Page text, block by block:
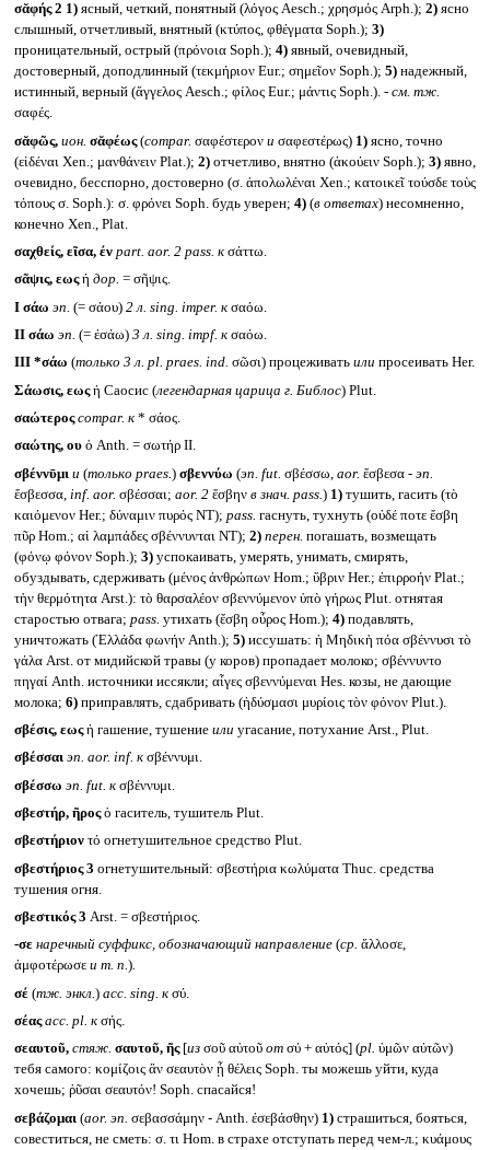
σᾰφής 2 1)ясный, четкий, понятный (λόγος Aesch.; χρησμός Arph.); 2)ясно
слышный, отчетливый, внятный (κτύπος, φθέγματα Soph.); 3)
проницательный, острый (πρόνοια Soph.); 4)явный, очевидный,
достоверный, доподлинный (τεκμήριον Eur.; σημεῖον Soph.); 5)надежный,
истинный, верный (ἄγγελος Aesch.; φίλος Eur.; μάντις Soph.). - см. тж.
σαφές.
σᾰφῶς, ион. σᾰφέως(compar. σαφέστερον и σαφεστέρως) 1)ясно, точно
(εἰδέναι Xen.; μανθάνειν Plat.); 2)отчетливо, внятно (ἀκούειν Soph.); 3)явно,
очевидно, бесспорно, достоверно (σ. ἀπολωλέναι Xen.; κατοικεῖ τούσδε τοὺς
τόπους σ. Soph.): σ. φρόνει Soph. будь уверен; 4)(в ответах) несомненно,
конечно Xen., Plat.
σαχθείς, εῖσα, έν part. aor. 2 pass. кσάττω.
σᾶψις, εωςἡ дор. = σῆψις.
I σάω эп. (= σάου)2 л. sing. imper. кσαόω.
II σάω эп. (= ἐσάω)3 л. sing. impf. кσαόω.
III *σάω (только 3 л. pl. praes. ind. σῶσι) процеживать или просеивать Her.
Σάωσις, εωςἡ Саосис (легендарная царица г. Библос) Plut.
σαώτερος compar. к* σάος.
σαώτης, ουὁ Anth. = σωτήρ II.
σβέννῡμι и (только praes. ) σβεννύω (эп. fut. σβέσσω, aor. ἔσβεσα - эп.
ἔσβεσσα, inf. aor. σβέσσαι; aor. 2ἔσβην в знач. pass. ) 1)тушить, гасить (τὸ
καιόμενον Her.; δύναμιν πυρός NT); pass. гаснуть, тухнуть (οὐδέ ποτε ἔσβη
πῦρ Hom.; αἱ λαμπάδες σβέννυνται NT); 2) перен. погашать, возмещать
(φόνῳ φόνον Soph.); 3)успокаивать, умерять, унимать, смирять,
обуздывать, сдерживать (μένος ἀνθρώπων Hom.; ὕβριν Her.; ἐπιρροήν Plat.;
τὴν θερμότητα Arst.): τὸ θαρσαλέον σβεννύμενον ὑπὸ γήρως Plut. отнятая
старостью отвага; pass. утихать (ἔσβη οὖρος Hom.); 4)подавлять,
уничтожать (Ἑλλάδα φωνήν Anth.); 5)иссушать: ἡ Μηδικὴ πόα σβέννυσι τὸ
γάλα Arst. от мидийской травы (у коров) пропадает молоко; σβέννυντο
πηγαί Anth. источники иссякли; αἶγες σβεννύμεναι Hes. козы, не дающие
молока; 6)приправлять, сдабривать (ἡδύσμασι μυρίοις τὸν φόνον Plut.).
σβέσις, εωςἡ гашение, тушение или угасание, потухание Arst., Plut.
σβέσσαι эп. aor. inf. кσβέννυμι.
σβέσσω эп. fut. кσβέννυμι.
σβεστήρ, ῆροςὁ гаситель, тушитель Plut.
σβεστήριον τό огнетушительное средство Plut.
σβεστήριος 3 огнетушительный: σβεστήρια κωλύματα Thuc. средства
тушения огня.
σβεστικός 3 Arst. = σβεστήριος.
-σε наречный суффикс, обозначающий направление(ср. ἄλλοσε,
ἀμφοτέρωσε и т. п.).
σέ (тж. энкл. ) acc. sing. кσύ.
σέας acc. pl. кσής.
σεαυτοῦ, стяж. σαυτοῦ, ῆς [изσοῦ αὐτοῦ отσύ + αὐτός] (pl. ὑμῶν αὐτῶν)
тебя самого: κομίζοις ἂν σεαυτὸν ᾗ θέλεις Soph. ты можешь уйти, куда
хочешь; ῥῦσαι σεαυτόν! Soph. спасайся!
σεβάζομαι (aor. эп. σεβασσάμην - Anth. ἐσεβάσθην) 1)страшиться, бояться,
совеститься, не сметь: σ. τι Hom. в страхе отступать перед чем-л.; κυάμους